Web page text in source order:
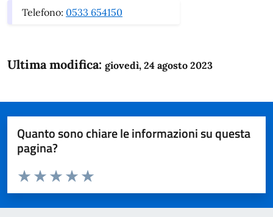
Telefono: 0533 654150
Ultima modifica: giovedì, 24 agosto 2023
Quanto sono chiare le informazioni su questa
pagina?
Domanda
Valuta da 1 a 5 stelle la pagina
Valuta 5 stelle su 5
Valuta 4 stelle su 5
Valuta 3 stelle su 5
Valuta 2 stelle su 5
Valuta 1 stelle su 5